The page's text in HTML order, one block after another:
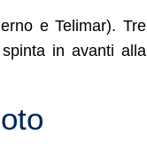
e Telimar). Tre
in avanti alla